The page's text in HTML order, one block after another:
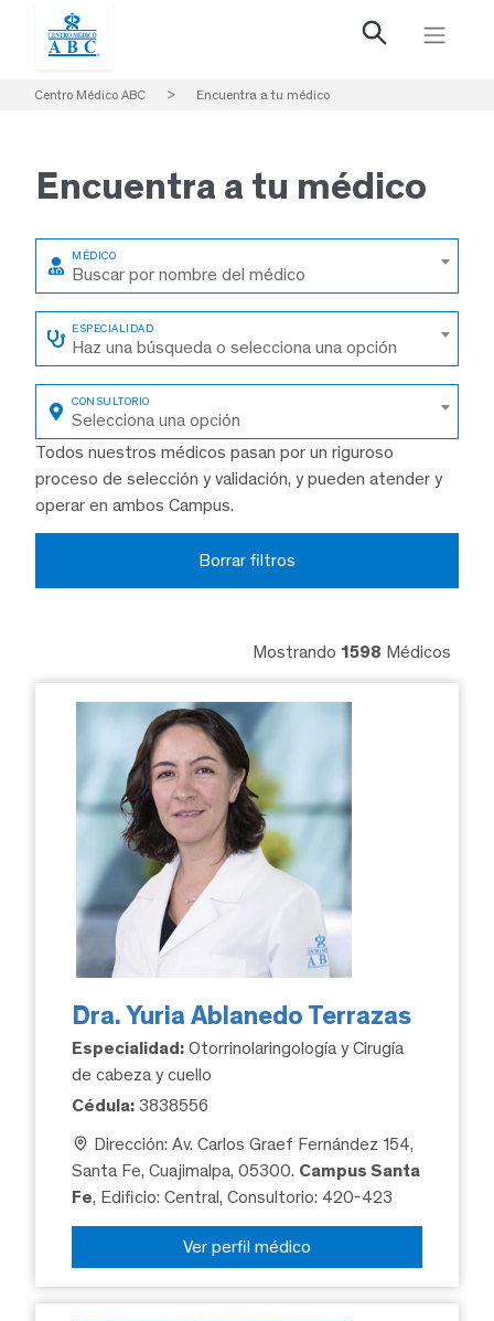
Centro Médico ABC > Encuentra a tu médico
Encuentra a tu médico
Buscar por nombre del médico
Haz una búsqueda o selecciona una opción
Selecciona una opción
Todos nuestros médicos pasan por un riguroso
proceso de selección y validación, y pueden atender y
operar en ambos Campus.
Borrar filtros
Mostrando 1598 Médicos
Dra. Yuria Ablanedo Terrazas
Especialidad: Otorrinolaringología y Cirugía
de cabeza y cuello
Cédula: 3838556
Dirección: Av. Carlos Graef Fernández 154,
Santa Fe, Cuajimalpa, 05300. Campus Santa
Fe, Edificio: Central, Consultorio: 420-423
Ver perfil médico